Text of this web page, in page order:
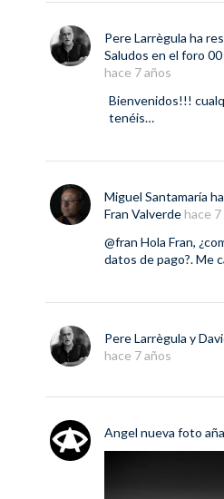
Pere Larrègula ha
Saludos en el foro
hace 7 años
Bienvenidos!!!
tenéis…
Miguel Santamaría
Fran Valverde hace 7
@fran Hola Fran,
datos de pago?. Me
Pere Larrègula y
hace 7 años
Angel nueva foto